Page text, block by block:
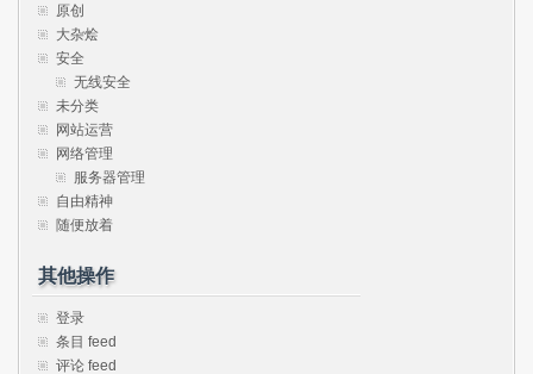
原创
大杂烩
安全
无线安全
未分类
网站运营
网络管理
服务器管理
自由精神
随便放着
其他操作
登录
条目 feed
评论 feed